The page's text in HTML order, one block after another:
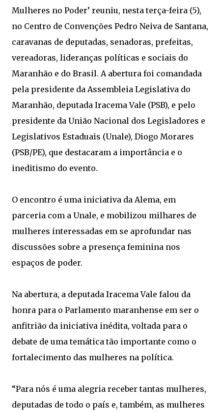
Mulheres no Poder’ reuniu, nesta terça-feira (5),
no Centro de Convenções Pedro Neiva de Santana,
caravanas de deputadas, senadoras, prefeitas,
vereadoras, lideranças políticas e sociais do
Maranhão e do Brasil. A abertura foi comandada
pela presidente da Assembleia Legislativa do
Maranhão, deputada Iracema Vale (PSB), e pelo
presidente da União Nacional dos Legisladores e
Legislativos Estaduais (Unale), Diogo Morares
(PSB/PE), que destacaram a importância e o
ineditismo do evento.
O encontro é uma iniciativa da Alema, em
parceria com a Unale, e mobilizou milhares de
mulheres interessadas em se aprofundar nas
discussões sobre a presença feminina nos
espaços de poder.
Na abertura, a deputada Iracema Vale falou da
honra para o Parlamento maranhense em ser o
anfitrião da iniciativa inédita, voltada para o
debate de uma temática tão importante como o
fortalecimento das mulheres na política.
“Para nós é uma alegria receber tantas mulheres,
deputadas de todo o país e, também, as mulheres